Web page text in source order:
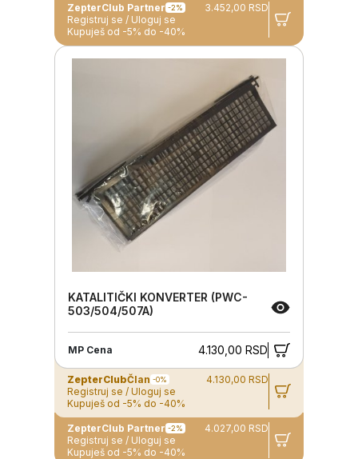
ZepterClub Partner -2%
3.452,00 RSD
Registruj se / Uloguj se
Kupuješ od -5% do -40%
KATALITIČKI KONVERTER (PWC-
503/504/507A)
MP Cena 4.130,00 RSD
ZepterClubČlan -0%
4.130,00 RSD
Registruj se / Uloguj se
Kupuješ od -5% do -40%
ZepterClub Partner -2%
4.027,00 RSD
Registruj se / Uloguj se
Kupuješ od -5% do -40%